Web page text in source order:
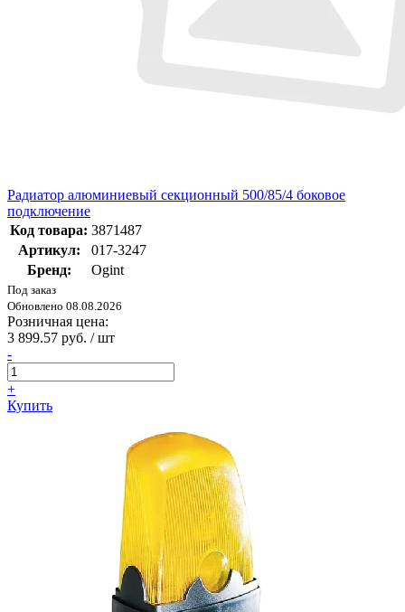
Радиатор алюминиевый секционный 500/85/4 боковое
подключение
Код товара: 3871487
Артикул:
017-3247
Бренд:
Ogint
Под заказ
Обновлено 08.08.2026
Розничная цена:
3 899.57 руб. / шт
-
+
Купить